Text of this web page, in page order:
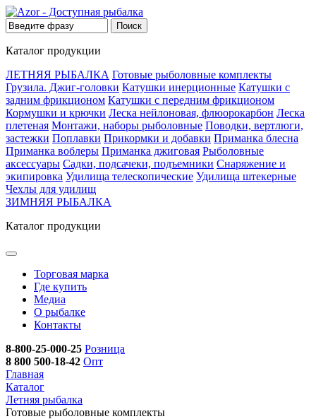
Каталог продукции
ЛЕТНЯЯ РЫБАЛКА Готовые рыболовные комплекты
Грузила. Джиг-головки Катушки инерционные Катушки с
задним фрикционом Катушки с передним фрикционом
Кормушки и крючки Леска нейлоновая, флюорокарбон Леска
плетеная Монтажи, наборы рыболовные Поводки, вертлюги,
застежки Поплавки Прикормки и добавки Приманка блесна
Приманка воблеры Приманка джиговая Рыболовные
аксессуары Садки, подсачеки, подъемники Снаряжение и
экипировка Удилища телескопические Удилища штекерные
Чехлы для удилищ
ЗИМНЯЯ РЫБАЛКА
Каталог продукции
Торговая марка
Где купить
Медиа
О рыбалке
Контакты
8-800-25-000-25 Розница
8 800 500-18-42 Опт
Главная
Каталог
Летняя рыбалка
Готовые рыболовные комплекты